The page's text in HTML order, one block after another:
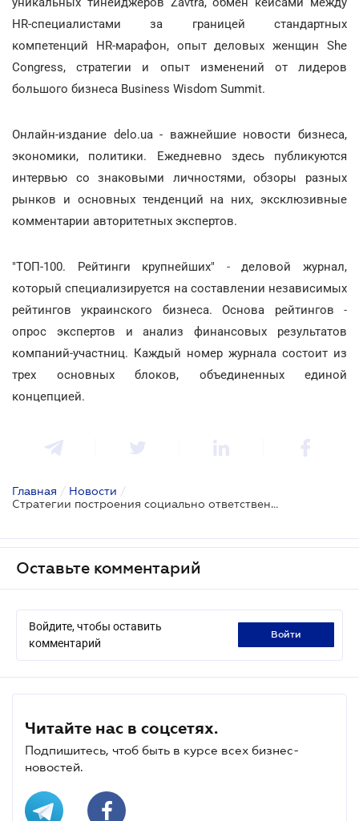
HR-специалистами за границей стандартных
компетенций HR-марафон, опыт деловых женщин She
Congress, стратегии и опыт изменений от лидеров
большого бизнеса Business Wisdom Summit.
Онлайн-издание delo.ua - важнейшие новости бизнеса,
экономики, политики. Ежедневно здесь публикуются
интервью со знаковыми личностями, обзоры разных
рынков и основных тенденций на них, эксклюзивные
комментарии авторитетных экспертов.
"ТОП-100. Рейтинги крупнейших" -деловой журнал,
который специализируется на составлении независимых
рейтингов украинского бизнеса. Основа рейтингов -
опрос экспертов и анализ финансовых результатов
компаний-участниц. Каждый номер журнала состоит из
трех основных блоков, объединенных единой
концепцией.
Главная / Новости /
Стратегии построения социально ответственной и коммерчески успешной компании на Саммите устойчивого бизнеса
Оставьте комментарий
Войдите, чтобы оставить
комментарий
войти
Читайте нас в соцсетях.
Подпишитесь, чтоб быть в курсе всех бизнес-
новостей.